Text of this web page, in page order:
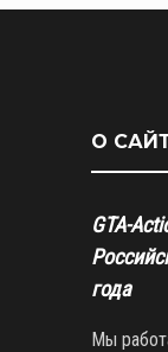
О
GTA-
года
Мы